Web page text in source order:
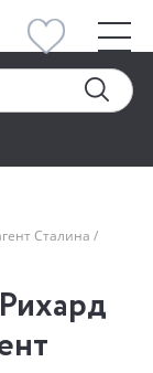
Сталина